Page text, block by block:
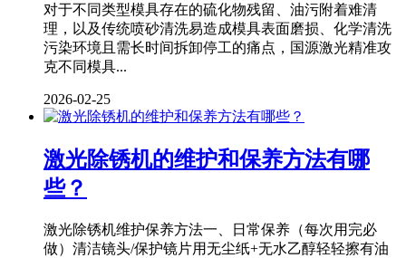
对于不同类型模具存在的硫化物残留、油污附着难清
理，以及传统喷砂清洗易造成模具表面磨损、化学清洗
污染环境且需长时间拆卸停工的痛点，国源激光精准攻
克不同模具...
2026-02-25
激光除锈机的维护和保养方法有哪
些？
激光除锈机维护保养方法一、日常保养（每次用完必
做）清洁镜头/保护镜片用无尘纸+无水乙醇轻轻擦有油